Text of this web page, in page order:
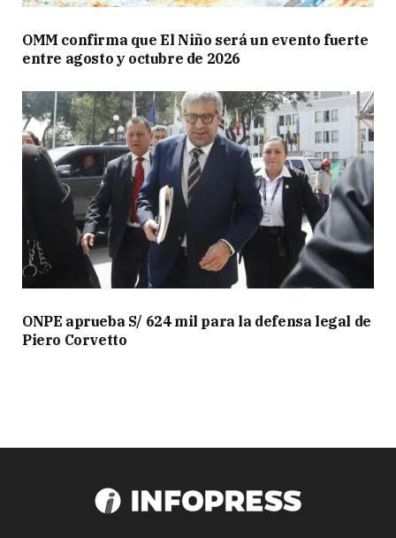
OMM confirma que El Niño será un evento fuerte
entre agosto y octubre de 2026
ONPE aprueba S/ 624 mil para la defensa legal de
Piero Corvetto